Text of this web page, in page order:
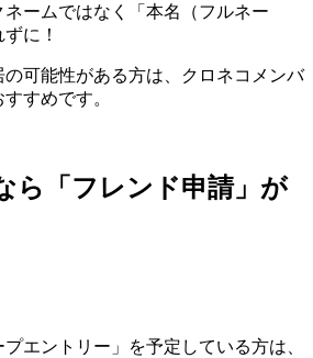
ームではなく「本名（フルネー
に！
可能性がある方は、クロネコメンバ
すめです。
ら「フレンド申請」が
エントリー」を予定している方は、